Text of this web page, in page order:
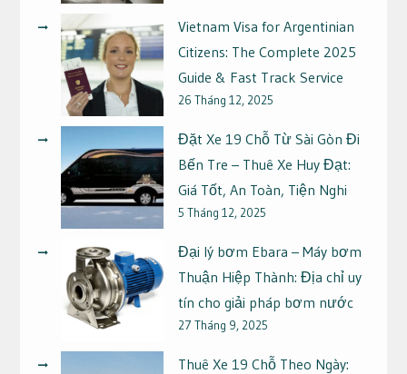
Vietnam Visa for Argentinian
Citizens: The Complete 2025
Guide & Fast Track Service
26 Tháng 12, 2025
Đặt Xe 19 Chỗ Từ Sài Gòn Đi
Bến Tre – Thuê Xe Huy Đạt:
Giá Tốt, An Toàn, Tiện Nghi
5 Tháng 12, 2025
Đại lý bơm Ebara – Máy bơm
Thuận Hiệp Thành: Địa chỉ uy
tín cho giải pháp bơm nước
27 Tháng 9, 2025
Thuê Xe 19 Chỗ Theo Ngày: